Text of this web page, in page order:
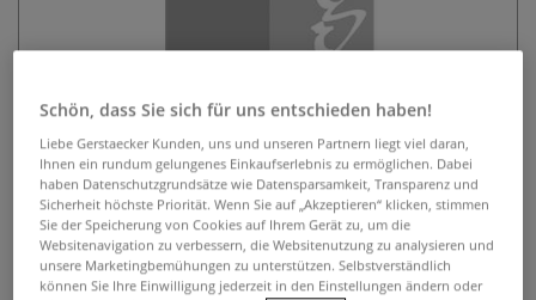
Schön, dass Sie sich für uns entschieden haben!
Liebe Gerstaecker Kunden, uns und unseren Partnern liegt viel daran,
Ihnen ein rundum gelungenes Einkaufserlebnis zu ermöglichen. Dabei
haben Datenschutzgrundsätze wie Datensparsamkeit, Transparenz und
Sicherheit höchste Priorität. Wenn Sie auf „Akzeptieren“ klicken, stimmen
Sie der Speicherung von Cookies auf Ihrem Gerät zu, um die
Websitenavigation zu verbessern, die Websitenutzung zu analysieren und
unsere Marketingbemühungen zu unterstützen. Selbstverständlich
können Sie Ihre Einwilligung jederzeit in den Einstellungen ändern oder